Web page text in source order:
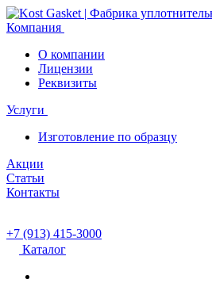
Компания
О компании
Лицензии
Реквизиты
Услуги
Изготовление по образцу
Акции
Статьи
Контакты
+7 (913) 415-3000
Каталог